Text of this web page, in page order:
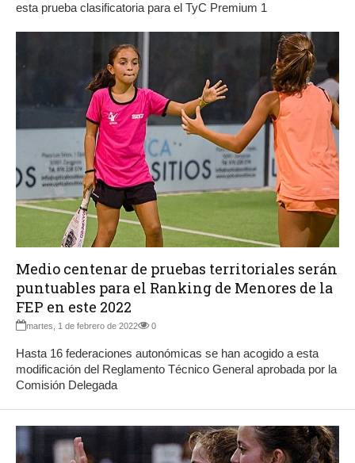
esta prueba clasificatoria para el TyC Premium 1
Medio centenar de pruebas territoriales serán
puntuables para el Ranking de Menores de la
FEP en este 2022
martes, 1 de febrero de 2022 0
Hasta 16 federaciones autonómicas se han acogido a esta
modificación del Reglamento Técnico General aprobada por la
Comisión Delegada